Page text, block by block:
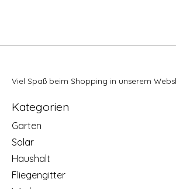
Viel Spaß beim Shopping in unserem
Kategorien
Garten
Solar
Haushalt
Fliegengitter